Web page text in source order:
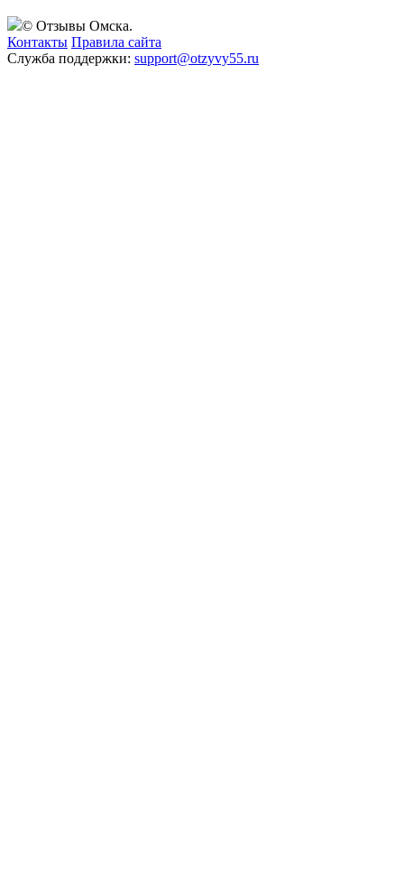
© Отзывы Омска.
Контакты Правила сайта
Служба поддержки: support@otzyvy55.ru